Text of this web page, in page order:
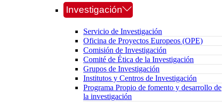
Investigación
Servicio de Investigación
Oficina de Proyectos Europeos (OPE)
Comisión de Investigación
Comité de Ética de la Investigación
Grupos de Investigación
Institutos y Centros de Investigación
Programa Propio de fomento y desarrollo de
la investigación